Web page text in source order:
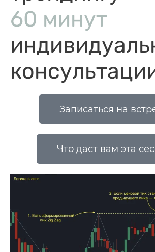
60 минут
Записаться на
Что даст вам эта